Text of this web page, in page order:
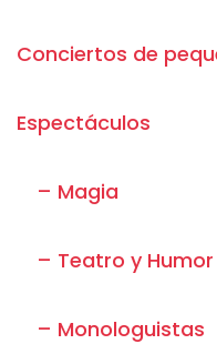
Conciertos de
Espectáculos
– Magia
– Teatro y Humor
– Monologuistas